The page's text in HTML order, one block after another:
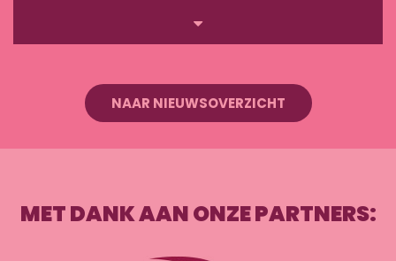
Lees
meer
NAAR NIEUWSOVERZICHT
MET DANK AAN ONZE PARTNERS: